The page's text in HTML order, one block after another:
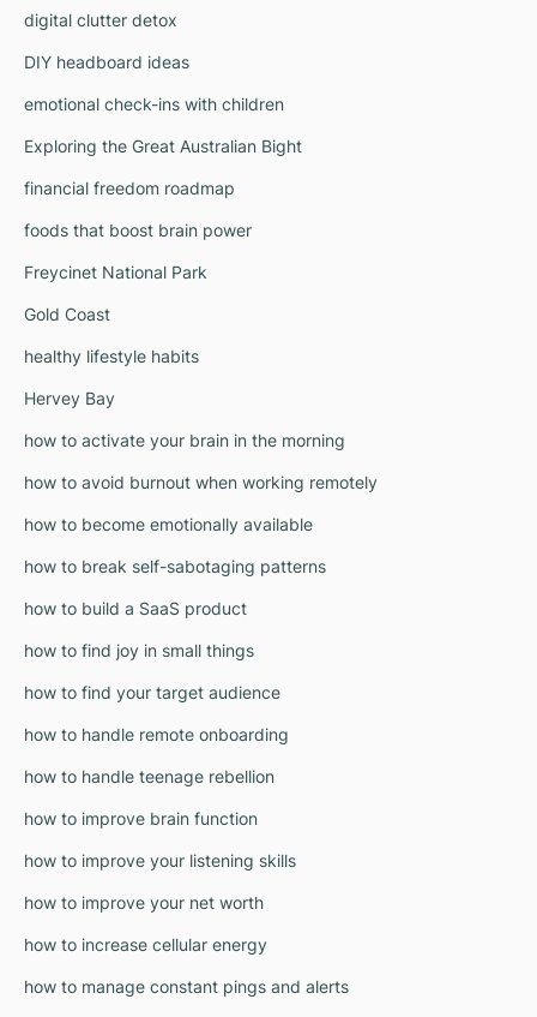
digital clutter detox
DIY headboard ideas
emotional check-ins with children
Exploring the Great Australian Bight
financial freedom roadmap
foods that boost brain power
Freycinet National Park
Gold Coast
healthy lifestyle habits
Hervey Bay
how to activate your brain in the morning
how to avoid burnout when working remotely
how to become emotionally available
how to break self-sabotaging patterns
how to build a SaaS product
how to find joy in small things
how to find your target audience
how to handle remote onboarding
how to handle teenage rebellion
how to improve brain function
how to improve your listening skills
how to improve your net worth
how to increase cellular energy
how to manage constant pings and alerts